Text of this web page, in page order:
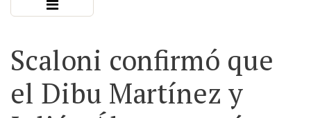
Scaloni confirmó que
el Dibu Martínez y